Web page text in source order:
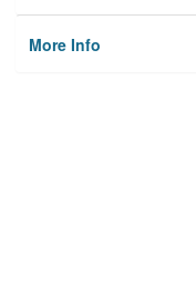
More Info